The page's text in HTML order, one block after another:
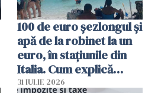
100 de euro șezlongul și
apă de la robinet la un
euro, în stațiunile din
Italia. Cum explică
autoritățile
31 IULIE 2026